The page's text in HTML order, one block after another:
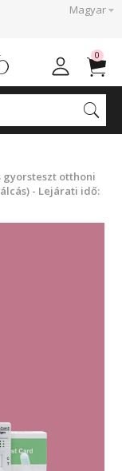
Magyar
0
gyorsteszt otthoni
- Lejárati idő: